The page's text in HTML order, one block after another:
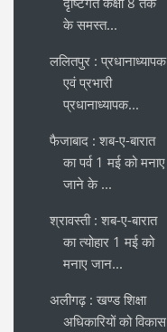
के समस्त...
ललितपुर : प्रधानाध्यापक
एवं प्रभारी
प्रधानाध्यापक...
फैजाबाद : शब-ए-बारात
का पर्व 1 मई को मनाए
जाने के ...
श्रावस्ती : शब-ए-बारात
का त्योहार 1 मई को
मनाए जान...
अलीगढ़ : खण्ड शिक्षा
अधिकारियों को विकास